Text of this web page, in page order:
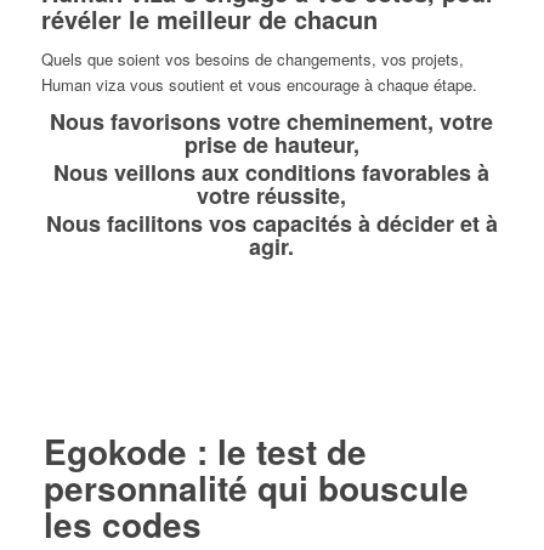
révéler le meilleur de chacun
Quels que soient vos besoins de changements, vos projets,
Human viza vous soutient et vous encourage à chaque étape.
Nous favorisons votre cheminement, votre
prise de hauteur,
Nous veillons aux conditions favorables à
votre réussite,
Nous facilitons vos capacités à décider et à
agir.
Egokode : le test de
personnalité qui bouscule
les codes